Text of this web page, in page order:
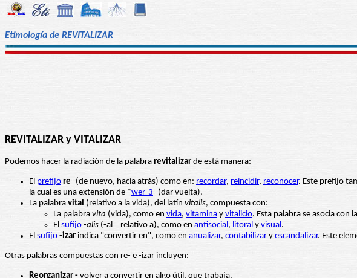
Etimología de REVITALIZAR
REVITALIZAR y VITALIZAR
Podemos hacer la radiación de la palabra revitalizar de está manera:
El prefijo re- (de nuevo, hacia atrás) como en: recordar, reincidir, reconocer. Este prefijo
la cual es una extensión de *wer-3- (dar vuelta).
La palabra vital (relativo a la vida), del latín vitalis, compuesta con:
La palabra vita (vida), como en vida, vitamina y vitalicio. Esta palabra se asocia con
El sufijo -alis (-al = relativo a), como en antisocial, litoral y visual.
El sufijo -izar indica "convertir en", como en anualizar, contabilizar y escandalizar. Este
Otras palabras compuestas con re- e -izar incluyen:
Reorganizar - volver a convertir en algo útil, que trabaja.